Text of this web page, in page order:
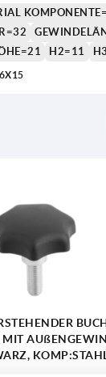
H2=11
KOMP:STAHL